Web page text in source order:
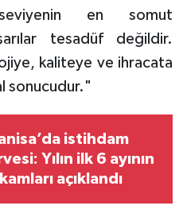
en somut
tesadüf değildir.
kaliteye ve ihracata
sonucudur."
istihdam
Yılın ilk 6 ayının
açıklandı